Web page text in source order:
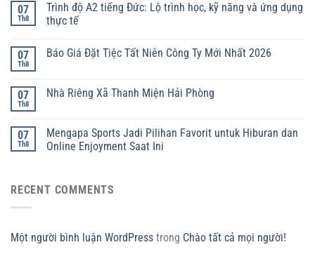
07
Th8
Trình độ A2 tiếng Đức: Lộ trình học, kỹ năng và ứng dụng
thực tế
07
Th8
Báo Giá Đặt Tiệc Tất Niên Công Ty Mới Nhất 2026
07
Th8
Nhà Riêng Xã Thanh Miện Hải Phòng
07
Th8
Mengapa Sports Jadi Pilihan Favorit untuk Hiburan dan
Online Enjoyment Saat Ini
RECENT COMMENTS
Một người bình luận WordPress trong Chào tất cả mọi người!